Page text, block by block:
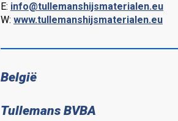
E: info@tullemanshijsmaterialen.eu
W: www.tullemanshijsmaterialen.eu
België
Tullemans BVBA